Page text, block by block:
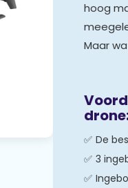
hoog
Maar
De
3